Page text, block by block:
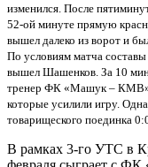
изменился. После
52-ой минуте прямую
вышел далеко из ворот и
По условиям матча
вышел Шашенков. За 10
тренер ФК «Машук – КМВ»
которые усилили игру.
товарищеского поединка
В рамках 3-го УТС в